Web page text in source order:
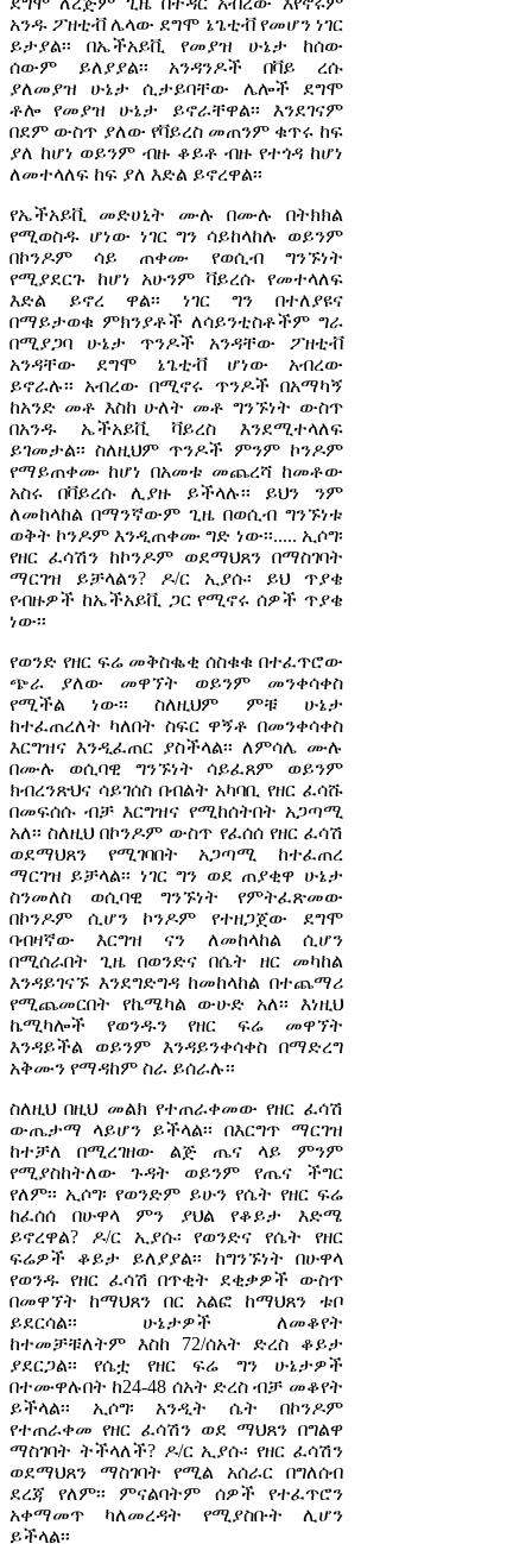
አንዱ ፖዘቲቭ ሌላው ደግሞ ኔጌቲቭ የመሆን ነገር
ይታያል፡፡ በኤችአይቪ የመያዝ ሁኔታ ከሰው
ሰውም ይለያያል፡፡ አንዳንዶች በቫይ ረሱ
ያለመያዝ ሁኔታ ሲታይባቸው ሌሎች ደግሞ
ቶሎ የመያዝ ሁኔታ ይኖራቸዋል፡፡ እንደገናም
በደም ውስጥ ያለው የቫይረስ መጠንም ቁጥሩ ከፍ
ያለ ከሆነ ወይንም ብዙ ቆይቶ ብዙ የተጎዳ ከሆነ
ለመተላለፍ ከፍ ያለ እድል ይኖረዋል፡፡
የኤችአይቪ መድሀኒት ሙሉ በሙሉ በትክክል
የሚወስዱ ሆነው ነገር ግን ሳይከላከሉ ወይንም
በኮንዶም ሳይ ጠቀሙ የወሲብ ግንኙነት
የሚያደርጉ ከሆነ አሁንም ቫይረሱ የመተላለፍ
እድል ይኖረ ዋል፡፡ ነገር ግን በተለያዩና
በማይታወቁ ምክንያቶች ለሳይንቲስቶችም ግራ
በሚያጋባ ሁኔታ ጥንዶች አንዳቸው ፖዘቲቭ
አንዳቸው ደግሞ ኔጌቲቭ ሆነው አብረው
ይኖራሉ፡፡ አብረው በሚኖሩ ጥንዶች በአማካኝ
ከአንድ መቶ እስከ ሁለት መቶ ግንኙነት ውስጥ
በአንዱ ኤችአይቪ ቫይረስ እንደሚተላለፍ
ይገመታል፡፡ ስለዚህም ጥንዶች ምንም ኮንዶም
የማይጠቀሙ ከሆነ በአመቱ መጨረሻ ከመቶው
አስሩ በቫይረሱ ሊያዙ ይችላሉ፡፡ ይህን ንም
ለመከላከል በማንኛውም ጊዜ በወሲብ ግንኙነቱ
ወቅት ኮንዶም እንዲጠቀሙ ግድ ነው፡፡..... ኢሶግ፡
የዘር ፈሳሽን ከኮንዶም ወደማህጸን በማስገባት
ማርገዝ ይቻላልን? ዶ/ር ኢያሱ፡ ይህ ጥያቄ
የብዙዎች ከኤችአይቪ ጋር የሚኖሩ ሰዎች ጥያቄ
ነው፡፡
የወንድ የዘር ፍሬ መቅስቈቂ ሰስቁቁ በተፈጥሮው
ጭራ ያለው መዋኘት ወይንም መንቀሳቀስ
የሚችል ነው፡፡ ስለዚህም ምቹ ሁኔታ
ከተፈጠረለት ካለበት ስፍር ዋኝቶ በመንቀሳቀስ
እርግዝና እንዲፈጠር ያስችላል፡፡ ለምሳሌ ሙሉ
በሙሉ ወሲባዊ ግንኙነት ሳይፈጸም ወይንም
ክብረንጽህና ሳይገሰስ በብልት አካባቢ የዘር ፈሳሹ
በመፍሰሱ ብቻ እርግዝና የሚከሰትበት አጋጣሚ
አለ፡፡ ስለዚህ በኮንዶም ውስጥ የፈሰሰ የዘር ፈሳሽ
ወደማህጸን የሚገባበት አጋጣሚ ከተፈጠረ
ማርገዝ ይቻላል፡፡ ነገር ግን ወደ ጠያቂዋ ሁኔታ
ስንመለስ ወሲባዊ ግንኙነት የምትፈጽመው
በኮንዶም ሲሆን ኮንዶም የተዘጋጀው ደግሞ
ባብዛኛው እርግዝ ናን ለመከላከል ሲሆን
በሚሰራበት ጊዜ በወንድና በሴት ዘር መካከል
እንዳይገናኙ እንደግድግዳ ከመከላከል በተጨማሪ
የሚጨመርበት የኬሜካል ውሁድ አለ፡፡ እነዚህ
ኬሚካሎች የወንዱን የዘር ፍሬ መዋኘት
እንዳይችል ወይንም እንዳይንቀሳቀስ በማድረግ
አቅሙን የማዳከም ስራ ይሰራሉ፡፡
ስለዚህ በዚህ መልክ የተጠራቀመው የዘር ፈሳሽ
ውጤታማ ላይሆን ይችላል፡፡ በእርግጥ ማርገዝ
ከተቻለ በሚረገዘው ልጅ ጤና ላይ ምንም
የሚያስከትለው ጉዳት ወይንም የጤና ችግር
የለም፡፡ ኢሶግ፡ የወንድም ይሁን የሴት የዘር ፍሬ
ከፈሰሰ በሁዋላ ምን ያህል የቆይታ እድሜ
ይኖረዋል? ዶ/ር ኢያሱ፡ የወንድና የሴት የዘር
ፍሬዎች ቆይታ ይለያያል፡፡ ከግንኙነት በሁዋላ
የወንዱ የዘር ፈሳሽ በጥቂት ደቂቃዎች ውስጥ
በመዋኘት ከማህጸን በር አልፎ ከማህጸን ቱቦ
ይደርሳል፡፡ ሁኔታዎች ለመቆየት
ከተመቻቹለትም እስከ 72/ሰአት ድረስ ቆይታ
ያደርጋል፡፡ የሴቷ የዘር ፍሬ ግን ሁኔታዎች
በተሙዋሉበት ከ24-48 ሰአት ድረስ ብቻ መቆየት
ይችላል፡፡ ኢሶግ፡ አንዲት ሴት በኮንዶም
የተጠራቀመ የዘር ፈሳሽን ወደ ማህጸን በግልዋ
ማስገባት ትችላለች? ዶ/ር ኢያሱ፡ የዘር ፈሳሽን
ወደማህጸን ማስገባት የሚል አሰራር በግለሰብ
ደረጃ የለም፡፡ ምናልባትም ሰዎች የተፈጥሮን
አቀማመጥ ካለመረዳት የሚያስቡት ሊሆን
ይችላል፡፡